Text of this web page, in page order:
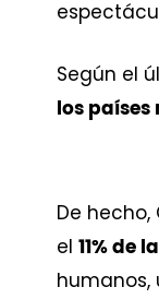
Según el
los
De
el 11% de
humanos,